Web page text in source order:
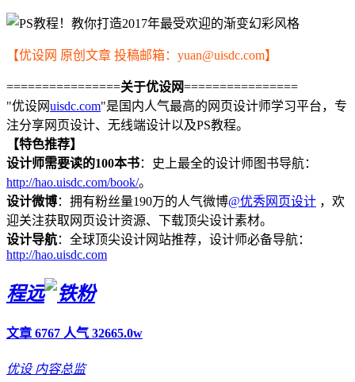
【优设网 原创文章 投稿邮箱：yuan@uisdc.com】
================关于优设网================
"优设网uisdc.com"是国内人气最高的网页设计师学习平台，专
注分享网页设计、无线端设计以及PS教程。
【特色推荐】
设计师需要读的100本书：史上最全的设计师图书导航：
http://hao.uisdc.com/book/。
设计微博：拥有粉丝量190万的人气微博@优秀网页设计 ，欢
迎关注获取网页设计资源、下载顶尖设计素材。
设计导航：全球顶尖设计网站推荐，设计师必备导航：
http://hao.uisdc.com
程远
文章 6767 人气 32665.0w
优设 内容总监